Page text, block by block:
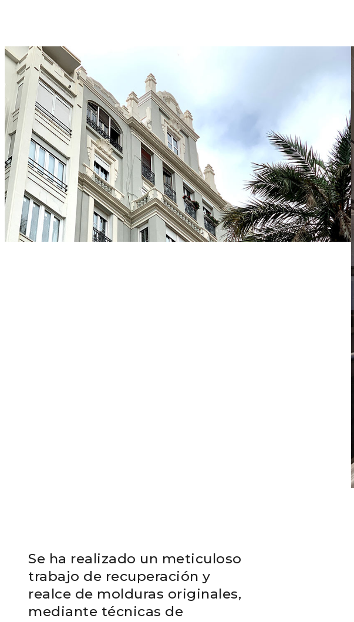
Se ha realizado un meticuloso
trabajo de recuperación y
realce de molduras originales,
mediante técnicas de